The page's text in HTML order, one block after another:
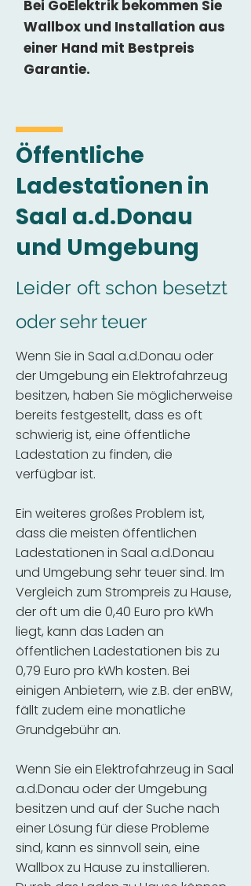
Bei GoElektrik bekommen Sie
Wallbox und Installation aus
einer Hand mit Bestpreis
Garantie.
Öffentliche
Ladestationen in
Saal a.d.Donau
und Umgebung
Leider oft schon besetzt
oder sehr teuer
Wenn Sie in Saal a.d.Donau oder
der Umgebung ein Elektrofahrzeug
besitzen, haben Sie möglicherweise
bereits festgestellt, dass es oft
schwierig ist, eine öffentliche
Ladestation zu finden, die
verfügbar ist.
Ein weiteres großes Problem ist,
dass die meisten öffentlichen
Ladestationen in Saal a.d.Donau
und Umgebung sehr teuer sind. Im
Vergleich zum Strompreis zu Hause,
der oft um die 0,40 Euro pro kWh
liegt, kann das Laden an
öffentlichen Ladestationen bis zu
0,79 Euro pro kWh kosten. Bei
einigen Anbietern, wie z.B. der enBW,
fällt zudem eine monatliche
Grundgebühr an.
Wenn Sie ein Elektrofahrzeug in Saal
a.d.Donau oder der Umgebung
besitzen und auf der Suche nach
einer Lösung für diese Probleme
sind, kann es sinnvoll sein, eine
Wallbox zu Hause zu installieren.